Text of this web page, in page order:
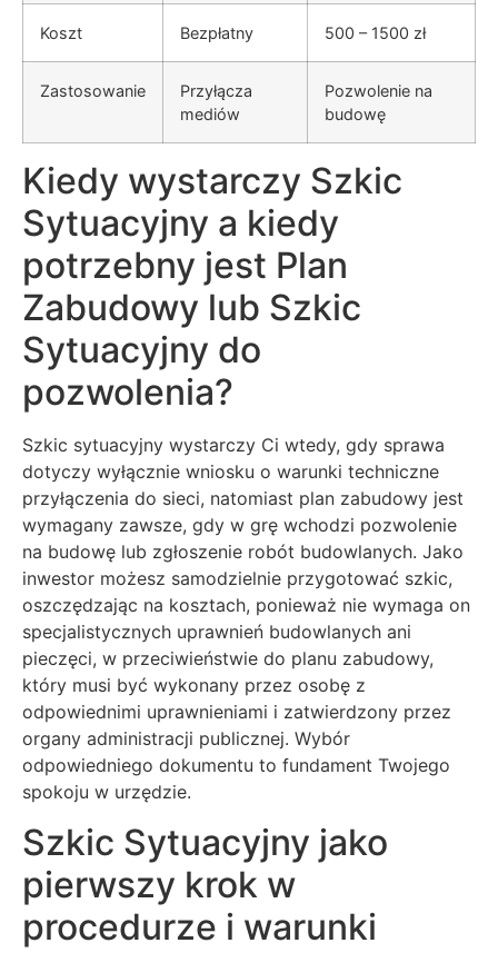
Koszt Bezpłatny 500 – 1500 zł
Zastosowanie
Przyłącza
mediów
Pozwolenie na
budowę
Kiedy wystarczy Szkic
Sytuacyjny a kiedy
potrzebny jest Plan
Zabudowy lub Szkic
Sytuacyjny do
pozwolenia?
Szkic sytuacyjny wystarczy Ci wtedy, gdy sprawa
dotyczy wyłącznie wniosku o warunki techniczne
przyłączenia do sieci, natomiast plan zabudowy jest
wymagany zawsze, gdy w grę wchodzi pozwolenie
na budowę lub zgłoszenie robót budowlanych. Jako
inwestor możesz samodzielnie przygotować szkic,
oszczędzając na kosztach, ponieważ nie wymaga on
specjalistycznych uprawnień budowlanych ani
pieczęci, w przeciwieństwie do planu zabudowy,
który musi być wykonany przez osobę z
odpowiednimi uprawnieniami i zatwierdzony przez
organy administracji publicznej. Wybór
odpowiedniego dokumentu to fundament Twojego
spokoju w urzędzie.
Szkic Sytuacyjny jako
pierwszy krok w
procedurze i warunki